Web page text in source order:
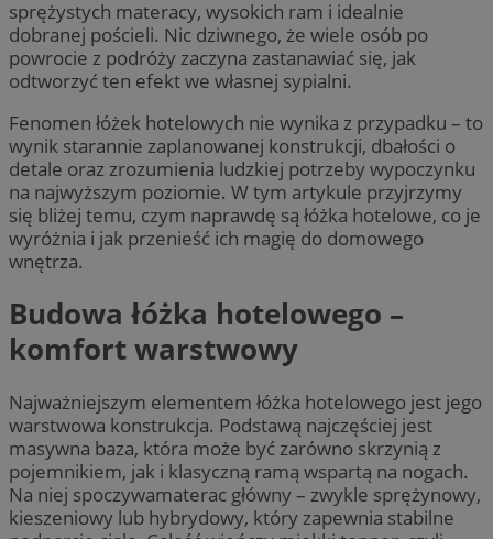
sprężystych materacy, wysokich ram i idealnie
dobranej pościeli. Nic dziwnego, że wiele osób po
powrocie z podróży zaczyna zastanawiać się, jak
odtworzyć ten efekt we własnej sypialni.
Fenomen łóżek hotelowych nie wynika z przypadku – to
wynik starannie zaplanowanej konstrukcji, dbałości o
detale oraz zrozumienia ludzkiej potrzeby wypoczynku
na najwyższym poziomie. W tym artykule przyjrzymy
się bliżej temu, czym naprawdę są łóżka hotelowe, co je
wyróżnia i jak przenieść ich magię do domowego
wnętrza.
Budowa łóżka hotelowego –
komfort warstwowy
Najważniejszym elementem łóżka hotelowego jest jego
warstwowa konstrukcja. Podstawą najczęściej jest
masywna baza, która może być zarówno skrzynią z
pojemnikiem, jak i klasyczną ramą wspartą na nogach.
Na niej spoczywamaterac główny – zwykle sprężynowy,
kieszeniowy lub hybrydowy, który zapewnia stabilne